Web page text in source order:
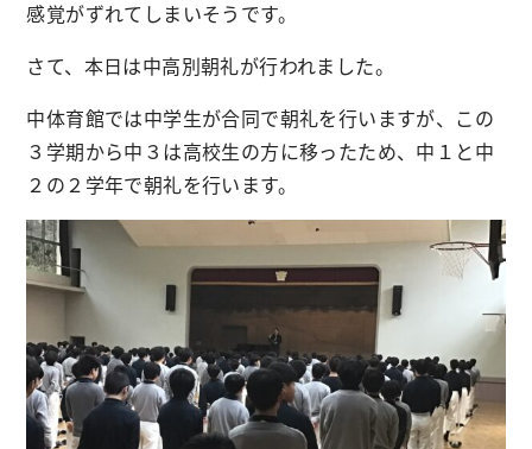
感覚がずれてしまいそうです。
さて、本日は中高別朝礼が行われました。
中体育館では中学生が合同で朝礼を行いますが、この
３学期から中３は高校生の方に移ったため、中１と中
２の２学年で朝礼を行います。